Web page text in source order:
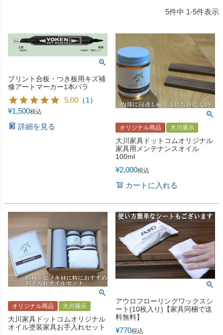
5件中 1-5件表示
プリント合板・つき板用キズ補
修アートマーカー1本バラ
5.00 （1）
¥1,500税込
詳細を見る オリジナル商品 大川展示
大川家具ドットコムオリジナル
家具用メンテナンスオイル
100ml
¥2,000税込
カートに入れる
オリジナル商品 大川展示
大川家具ドットコムオリジナル
オイル塗装家具お手入れセット
アウロフローリングワックスシ
ート(10枚入り)【家具同梱で送
料無料】
¥770税込